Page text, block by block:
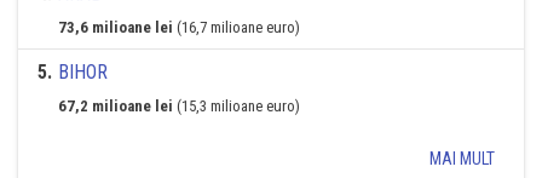
73,6 milioane lei (16,7 milioane euro)
5. BIHOR
67,2 milioane lei (15,3 milioane euro)
MAI MULT